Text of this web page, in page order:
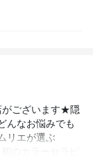
がございます★隠
んなお悩みでも
リエが選ぶ
のカラーセラピ